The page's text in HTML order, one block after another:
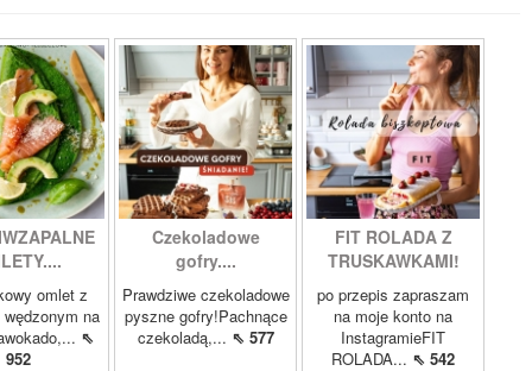
omlet z
wędzonym na
⇖
952
Czekoladowe
gofry....
Prawdziwe czekoladowe
pyszne gofry!Pachnące
czekoladą,... ⇖ 577
FIT ROLADA Z
TRUSKAWKAMI!
po przepis zapraszam
na moje konto na
InstagramieFIT
ROLADA... ⇖ 542